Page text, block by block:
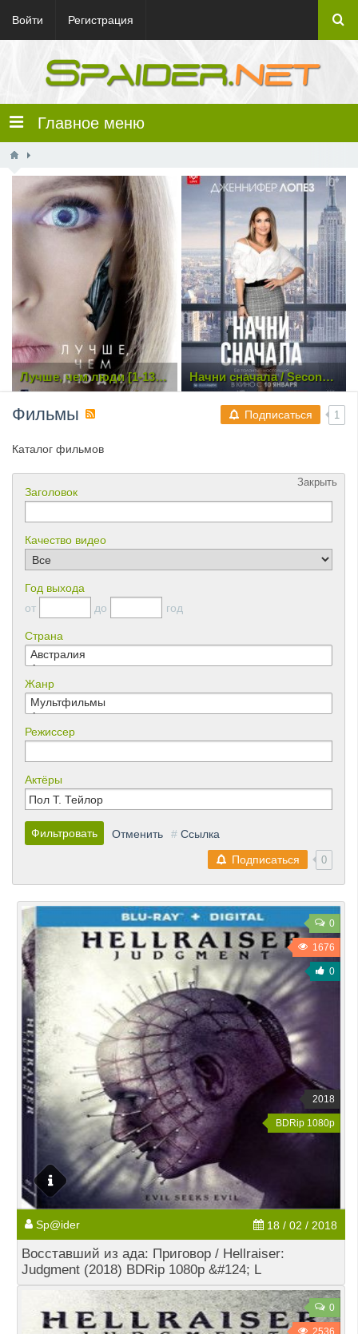
Войти Регистрация
Главное меню
Лучше, чем люди [1-13
из 16] (2018) WEB-DL
Начни сначала / Second
Act (2018) WEB-DLRip |
Чистый звук
Подписаться 1
Фильмы
Каталог фильмов
Закрыть
Заголовок
Качество видео
Год выхода
от
до год
Страна
Жанр
Режиссер
Актёры
Фильтровать Отменить # Ссылка
Подписаться
0
0
1676
0
2018
BDRip 1080p
Sp@ider 18 / 02 / 2018
Восставший из ада: Приговор / Hellraiser:
Judgment (2018) BDRip 1080p &#124; L
0
2536